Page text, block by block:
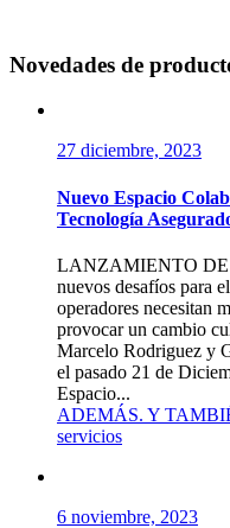
Novedades de
27 diciembre, 2023
Nuevo Espacio
Tecnología
LANZAMIENTO DE
nuevos desafíos para
operadores necesitan
provocar un cambio
Marcelo Rodriguez y
el pasado 21 de
Espacio...
ADEMÁS. Y
servicios
6 noviembre, 2023